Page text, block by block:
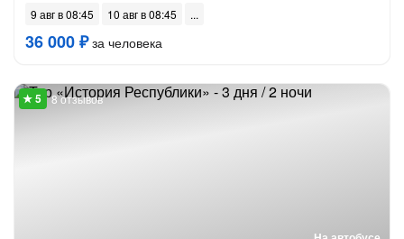
9 авг в 08:45 10 авг в 08:45
36 000 ₽за человека
8 отзывов